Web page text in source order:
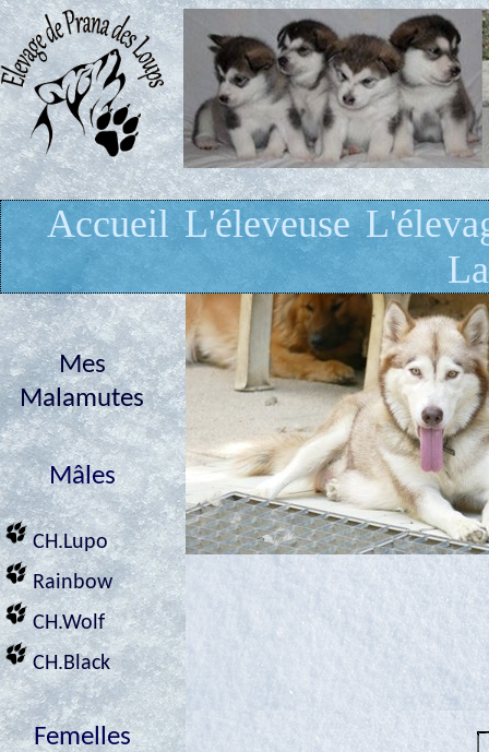
Accueil L'éleveuse
Mes
Malamutes
Mâles
CH.Lupo
Rainbow
CH.Wolf
CH.Black
Femelles